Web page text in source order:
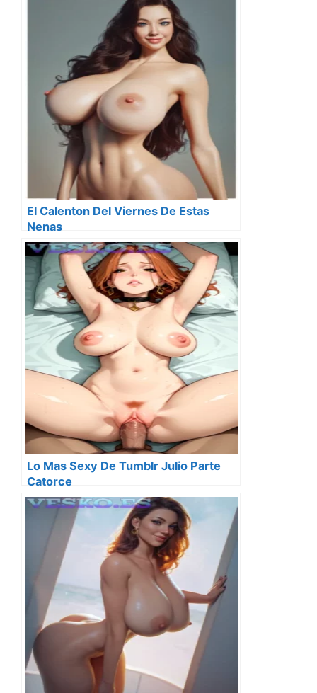
El Calenton Del Viernes De Estas
Nenas
Lo Mas Sexy De Tumblr Julio Parte
Catorce